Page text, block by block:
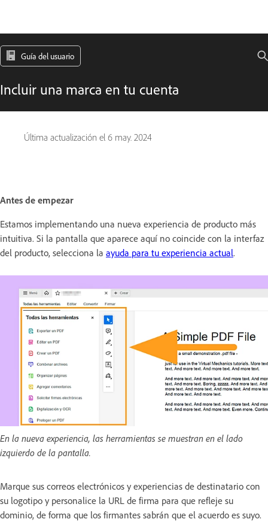
Guía del usuario
Incluir una marca en tu cuenta
Última actualización el 6 may. 2024
Antes de empezar
Estamos implementando una nueva experiencia de producto más
intuitiva. Si la pantalla que aparece aquí no coincide con la interfaz
del producto, selecciona la ayuda para tu experiencia actual.
En la nueva experiencia, las herramientas se muestran en el lado
izquierdo de la pantalla.
Marque sus correos electrónicos y experiencias de destinatario con
su logotipo y personalice la URL de firma para que refleje su
dominio, de forma que los firmantes sabrán que el acuerdo es suyo.